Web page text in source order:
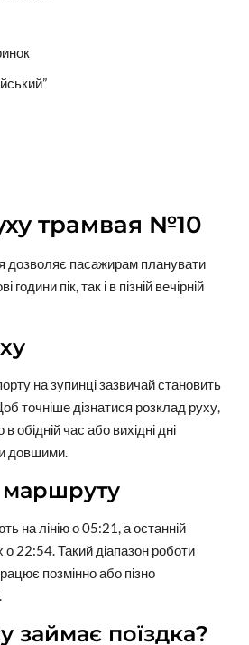
трамвая №10
дозволяє пасажирам планувати
години пік, так і в пізній вечірній
на зупинці зазвичай становить
точніше дізнатися розклад руху,
обідній час або вихідні дні
довшими.
на лінію о 05:21, а останній
22:54. Такий діапазон роботи
позмінно або пізно
займає поїздка?